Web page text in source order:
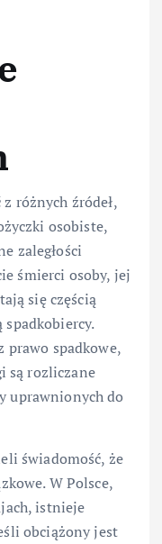
różnych źródeł,
osobiste,
zaległości
śmierci osoby, jej
się częścią
spadkobiercy.
prawo spadkowe,
są rozliczane
uprawnionych do
świadomość, że
W Polsce,
istnieje
obciążony jest